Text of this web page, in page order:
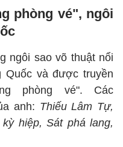
phòng vé", ngôi
ngôi sao võ thuật nổi
Quốc và được truyền
phòng vé". Các
anh: Thiếu Lâm Tự,
hiệp, Sát phá lang,